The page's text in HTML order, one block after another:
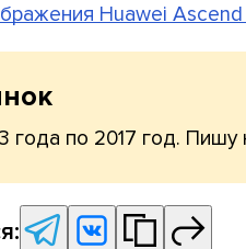
Huawei Ascend
года по 2017 год. Пишу